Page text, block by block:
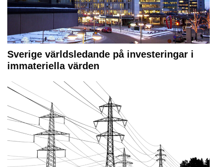
Sverige världsledande på investeringar i
immateriella värden